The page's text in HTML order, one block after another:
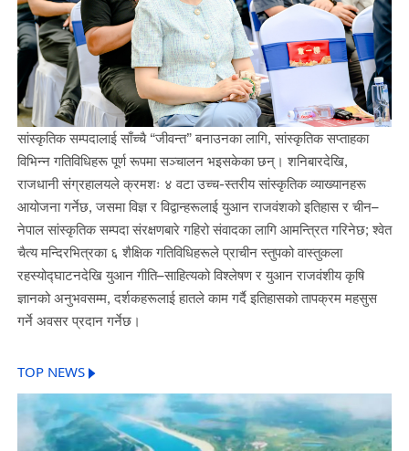
सांस्कृतिक सम्पदालाई साँच्चै “जीवन्त” बनाउनका लागि, सांस्कृतिक सप्ताहका
विभिन्न गतिविधिहरू पूर्ण रूपमा सञ्चालन भइसकेका छन्। शनिबारदेखि,
राजधानी संग्रहालयले क्रमशः ४ वटा उच्च-स्तरीय सांस्कृतिक व्याख्यानहरू
आयोजना गर्नेछ, जसमा विज्ञ र विद्वान्हरूलाई युआन राजवंशको इतिहास र चीन–
नेपाल सांस्कृतिक सम्पदा संरक्षणबारे गहिरो संवादका लागि आमन्त्रित गरिनेछ; श्वेत
चैत्य मन्दिरभित्रका ६ शैक्षिक गतिविधिहरूले प्राचीन स्तुपको वास्तुकला
रहस्योद्घाटनदेखि युआन गीति–साहित्यको विश्लेषण र युआन राजवंशीय कृषि
ज्ञानको अनुभवसम्म, दर्शकहरूलाई हातले काम गर्दै इतिहासको तापक्रम महसुस
गर्ने अवसर प्रदान गर्नेछ।
TOP NEWS